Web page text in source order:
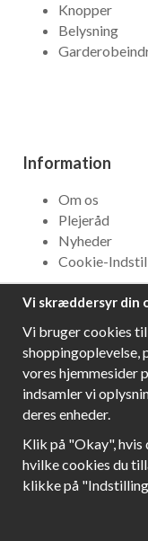
Knopper
Belysning
Information
Om os
Plejeråd
Nyheder
Cookie-
NYHEDSBREV
Få bedste tilbud
Vi skræddersyr din
Vi bruger cookies
shoppingoplevelse,
vores hjemmesider
indsamler vi
deres enheder.
Klik på "Okay",
hvilke cookies du
klikke på